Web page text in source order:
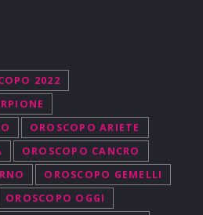
2022
OROSCOPO ARIETE
OROSCOPO CANCRO
OROSCOPO GEMELLI
OROSCOPO OGGI